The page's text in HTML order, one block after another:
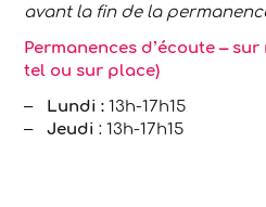
avant la fin de la
Permanences d’écoute –
tel ou sur place)
Lundi : 13h-17h15
Jeudi : 13h-17h15